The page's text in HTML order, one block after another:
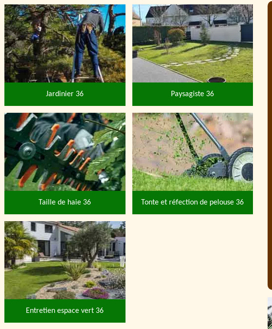
Jardinier 36 Paysagiste 36
Taille de haie 36 Tonte et réfection de pelouse 36
Entretien espace vert 36